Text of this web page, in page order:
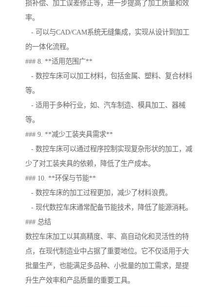
损补偿、加工误差修正等，进一步提高了加工质量和效
率。
- 可以与CAD/CAM系统无缝集成，实现从设计到加工
的一体化流程。
### 8. **适用范围广**
- 数控车床可以加工材料，包括金属、塑料、复合材料
等。
- 适用于多种行业，如、汽车制造、模具加工、器械
等。
### 9. **减少工装夹具需求**
- 数控车床可以通过程序控制实现复杂形状的加工，减
少了对工装夹具的依赖，降低了生产成本。
### 10. **环保与节能**
- 数控车床的加工过程更加，减少了材料浪费。
- 现代数控车床通常配备节能技术，降低了能源消耗。
### 总结
数控车床加工以其高精度、率、高自动化和灵活性的特
点，在现代制造业中占据了重要地位。它不仅适用于大
批量生产，也能满足多品种、小批量的加工需求，是提
升生产效率和产品质量的重要工具。